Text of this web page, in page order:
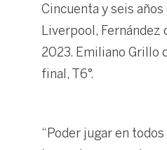
Cincuenta y seis
Liverpool, Fernández
2023. Emiliano Grillo
final, T6°.
“Poder jugar en